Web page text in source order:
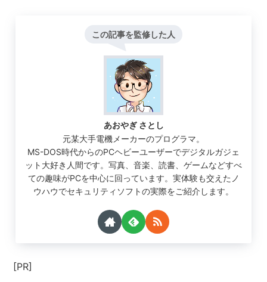
この記事を監修した人
あおやぎ さとし
元某大手電機メーカーのプログラマ。
MS-DOS時代からのPCヘビーユーザーでデジタルガジェ
ット大好き人間です。写真、音楽、読書、ゲームなどすべ
ての趣味がPCを中心に回っています。実体験も交えたノ
ウハウでセキュリティソフトの実際をご紹介します。
[PR]